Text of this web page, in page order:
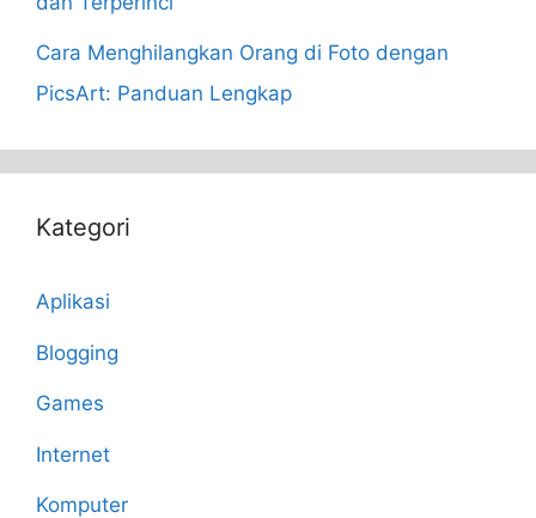
Cara Menghilangkan Orang di Foto dengan
PicsArt: Panduan Lengkap
Kategori
Aplikasi
Blogging
Games
Internet
Komputer